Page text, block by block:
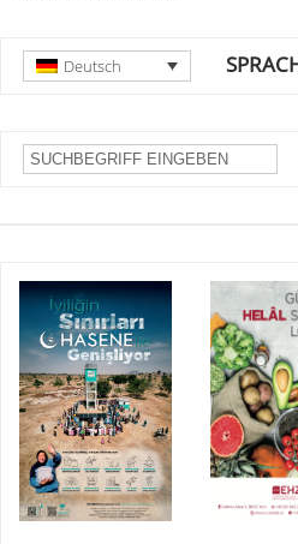
Deutsch